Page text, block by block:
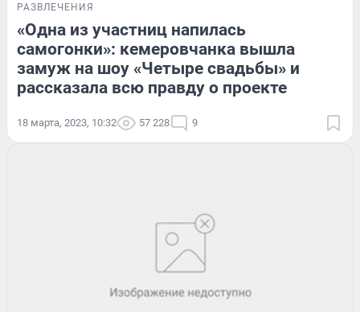
РАЗВЛЕЧЕНИЯ
«Одна из участниц напилась
самогонки»: кемеровчанка вышла
замуж на шоу «Четыре свадьбы» и
рассказала всю правду о проекте
18 марта, 2023, 10:32 57 228 9